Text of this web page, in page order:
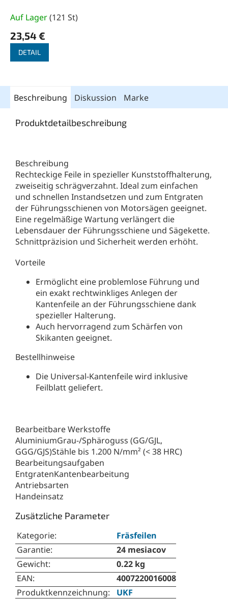
Flachstumpf 110mm
Zahnung 2
Auf Lager(121 St)
23,54 €
DETAIL
Beschreibung Diskussion Marke
Produktdetailbeschreibung
Beschreibung
Rechteckige Feile in spezieller Kunststoffhalterung,
zweiseitig schrägverzahnt. Ideal zum einfachen
und schnellen Instandsetzen und zum Entgraten
der Führungsschienen von Motorsägen geeignet.
Eine regelmäßige Wartung verlängert die
Lebensdauer der Führungsschiene und Sägekette.
Schnittpräzision und Sicherheit werden erhöht.
Vorteile
Ermöglicht eine problemlose Führung und
ein exakt rechtwinkliges Anlegen der
Kantenfeile an der Führungsschiene dank
spezieller Halterung.
Auch hervorragend zum Schärfen von
Skikanten geeignet.
Bestellhinweise
Die Universal-Kantenfeile wird inklusive
Feilblatt geliefert.
Bearbeitbare Werkstoffe
AluminiumGrau-/Sphäroguss (GG/GJL,
GGG/GJS)Stähle bis 1.200 N/mm² (< 38 HRC)
Bearbeitungsaufgaben
EntgratenKantenbearbeitung
Antriebsarten
Handeinsatz
Zusätzliche Parameter
Kategorie:
Fräsfeilen
Garantie:
24 mesiacov
Gewicht:
0.22 kg
EAN:
4007220016008
Produktkennzeichnung: UKF